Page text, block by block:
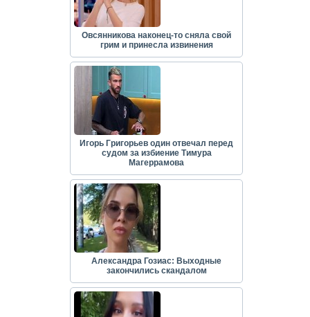
Овсянникова наконец-то сняла свой
грим и принесла извинения
Игорь Григорьев один отвечал перед
судом за избиение Тимура
Магеррамова
Александра Гозиас: Выходные
закончились скандалом